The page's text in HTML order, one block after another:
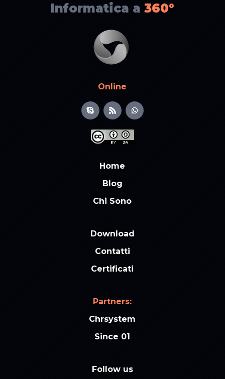
Informatica a 360°
Online
Home
Blog
Chi Sono
Download
Contatti
Certificati
Partners:
Chrsystem
Since 01
Follow us